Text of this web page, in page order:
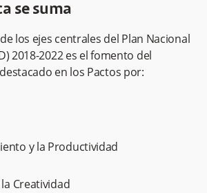
se suma
los ejes centrales del Plan Nacional
2018-2022 es el fomento del
en los Pactos por:
y la Productividad
Creatividad